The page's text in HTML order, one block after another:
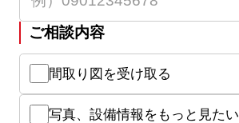
ご相談内容
間取り図を受け取る
写真、設備情報をもっと見たい